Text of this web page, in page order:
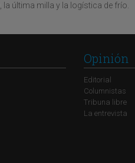
, la última milla y la logística de frío.
Opinión
Editorial
Columnistas
Tribuna libre
La entrevista